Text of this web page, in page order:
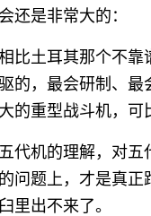
还是非常大的：
比土耳其那个不
的，最会研制、
的重型战斗机，可
代机的理解，对
问题上，才是真
里出不来了。